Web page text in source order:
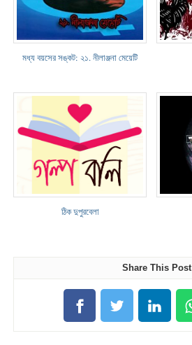
মধ্য বয়সের সঙ্কট: ২১. নীলাঞ্জনা মেয়েটি
ঠিক দুপুরবেলা
Share This Post